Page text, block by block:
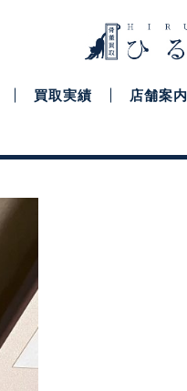
買取実績 店舗案内